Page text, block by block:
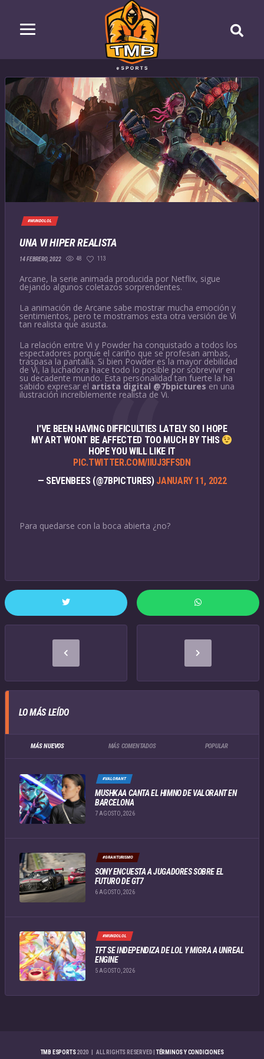
#MUNDOLOL
UNA VI HIPER REALISTA
14 FEBRERO, 2022 48 113
Arcane, la serie animada producida por Netflix, sigue
dejando algunos coletazos sorprendentes.
La animación de Arcane sabe mostrar mucha emoción y
sentimientos, pero te mostramos esta otra versión de Vi
tan realista que asusta.
La relación entre Vi y Powder ha conquistado a todos los
espectadores porque el cariño que se profesan ambas,
traspasa la pantalla. Si bien Powder es la mayor debilidad
de Vi, la luchadora hace todo lo posible por sobrevivir en
su decadente mundo. Esta personalidad tan fuerte la ha
sabido expresar el artista digital @7bpictures en una
ilustración increíblemente realista de Vi.
I'VE BEEN HAVING DIFFICULTIES LATELY SO I HOPE
MY ART WONT BE AFFECTED TOO MUCH BY THIS
HOPE YOU WILL LIKE IT
PIC.TWITTER.COM/IIUJ3FFSDN
— SEVENBEES (@7BPICTURES) JANUARY 11, 2022
Para quedarse con la boca abierta ¿no?
LO MÁS LEÍDO
MÁS NUEVOS MÁS COMENTADOS POPULAR
#VALORANT
MUSHKAA CANTA EL HIMNO DE VALORANT EN
BARCELONA
7 AGOSTO, 2026
#GRANTURISMO
SONY ENCUESTA A JUGADORES SOBRE EL
FUTURO DE GT7
6 AGOSTO, 2026
#MUNDOLOL
TFT SE INDEPENDIZA DE LOL Y MIGRA A UNREAL
ENGINE
5 AGOSTO, 2026
TMB ESPORTS2020 | ALL RIGHTS RESERVED | TÉRMINOS Y CONDICIONES